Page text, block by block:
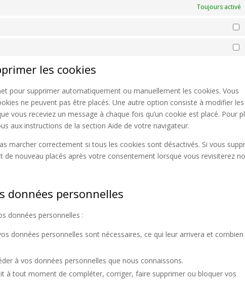
Toujours activé
les cookies
pour supprimer automatiquement ou manuellement les cookies. Vous
ne peuvent pas être placés. Une autre option consiste à modifier les
vous receviez un message à chaque fois qu’un cookie est placé. Pour
aux instructions de la section Aide de votre navigateur.
marcher correctement si tous les cookies sont désactivés. Si vous
de nouveau placés après votre consentement lorsque vous revisiterez
données personnelles
données personnelles :
données personnelles sont nécessaires, ce qui leur arrivera et combien
à vos données personnelles que nous connaissons.
à tout moment de compléter, corriger, faire supprimer ou bloquer vos